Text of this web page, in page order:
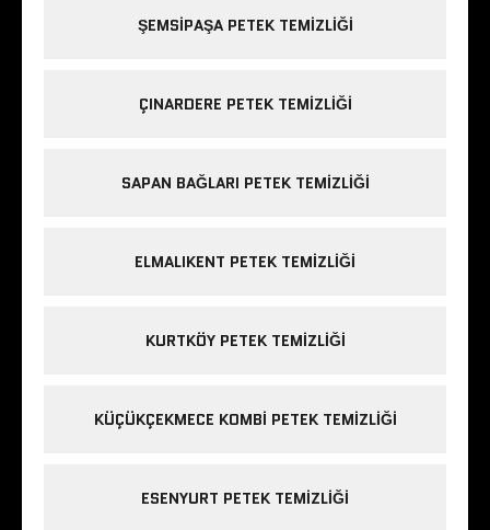
ŞEMSIPAŞA PETEK TEMIZLIĞI
ÇINARDERE PETEK TEMIZLIĞI
SAPAN BAĞLARI PETEK TEMIZLIĞI
ELMALIKENT PETEK TEMIZLIĞI
KURTKÖY PETEK TEMIZLIĞI
KÜÇÜKÇEKMECE KOMBI PETEK TEMIZLIĞI
ESENYURT PETEK TEMIZLIĞI